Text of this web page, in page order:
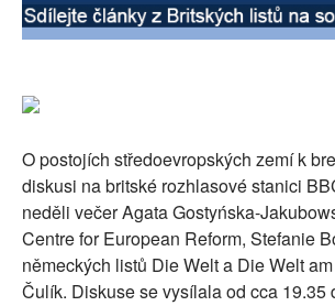
RUBRIKY
O postojích středoevropských zemí k
diskusi na britské rozhlasové stanici
neděli večer Agata Gostyńska-
Centre for European Reform, Stefanie
německých listů Die Welt a Die Welt
Čulík. Diskuse se vysílala od cca 19.35